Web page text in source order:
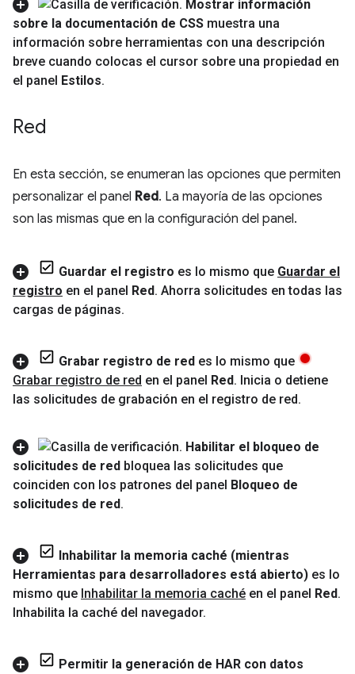
Mostrar información
sobre la documentación de CSS muestra una
información sobre herramientas con una descripción
breve cuando colocas el cursor sobre una propiedad en
el panel Estilos.
Red
En esta sección, se enumeran las opciones que permiten
personalizar el panel Red. La mayoría de las opciones
son las mismas que en la configuración del panel.
Guardar el registro es lo mismo que Guardar el
registro en el panel Red. Ahorra solicitudes en todas las
cargas de páginas.
Grabar registro de red es lo mismo que
Grabar registro de red en el panel Red. Inicia o detiene
las solicitudes de grabación en el registro de red.
Habilitar el bloqueo de
solicitudes de red bloquea las solicitudes que
coinciden con los patrones del panel Bloqueo de
solicitudes de red.
Inhabilitar la memoria caché (mientras
Herramientas para desarrolladores está abierto) es lo
mismo que Inhabilitar la memoria caché en el panel Red.
Inhabilita la caché del navegador.
Permitir la generación de HAR con datos